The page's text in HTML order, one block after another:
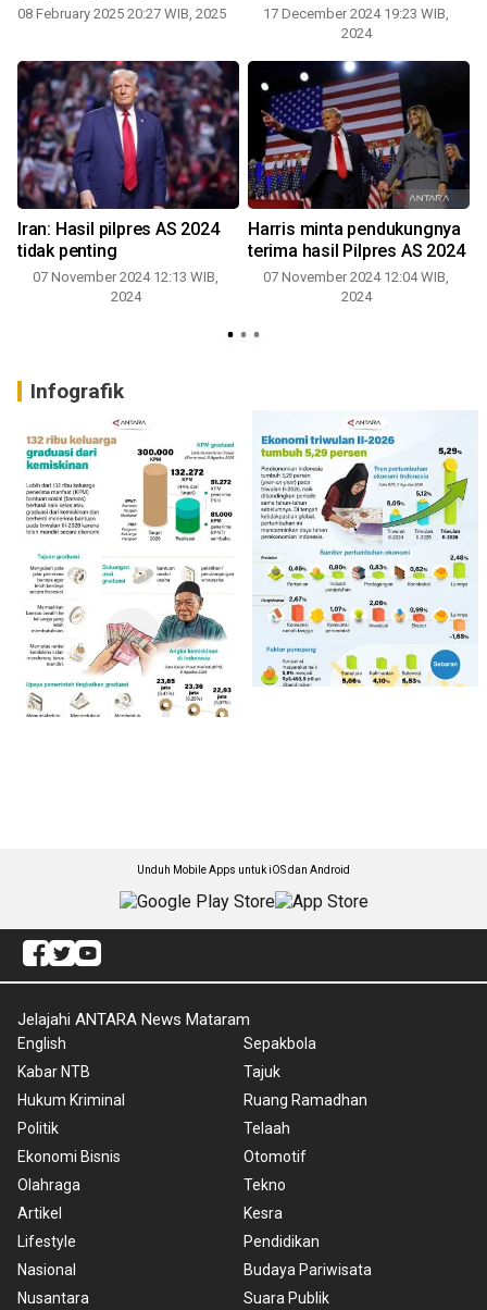
NTB
08 February 2025 20:27 WIB, 2025
17 December 2024 19:23 WIB,
2024
Iran: Hasil pilpres AS 2024
tidak penting
07 November 2024 12:13 WIB,
2024
Harris minta pendukungnya
terima hasil Pilpres AS 2024
07 November 2024 12:04 WIB,
2024
Infografik
Unduh Mobile Apps untuk iOS dan Android
Jelajahi ANTARA News Mataram
English
Kabar NTB
Hukum Kriminal
Politik
Ekonomi Bisnis
Olahraga
Artikel
Lifestyle
Nasional
Nusantara
Sepakbola
Tajuk
Ruang Ramadhan
Telaah
Otomotif
Tekno
Kesra
Pendidikan
Budaya Pariwisata
Suara Publik